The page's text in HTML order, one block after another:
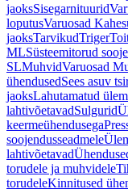
jaoksSisegarnituurid
loputusVaruosad
jaoksTarvikudTriger
MLSüsteemitorud
SLMuhvidVaruosad
ühendusedSees asuv
jaoksLahutamatud
lahtivõetavadSulgurid
keermeühendusega
soojendusseadmele
lahtivõetavad
torudele ja muhvidele
torudeleKinnitused